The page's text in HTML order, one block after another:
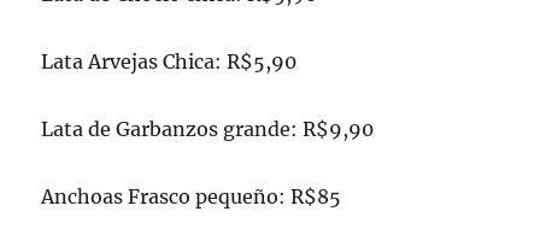
Lata Arvejas Chica: R$5,90
Lata de Garbanzos grande: R$9,90
Anchoas Frasco pequeño: R$85